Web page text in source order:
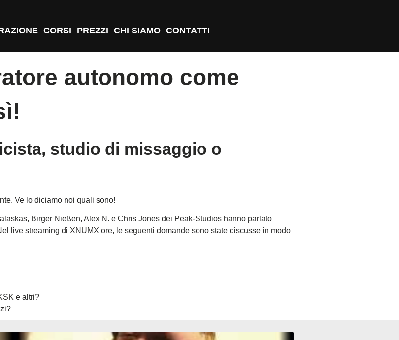
CORSI PREZZI CHI SIAMO CONTATTI
autonomo come
studio di missaggio o
Ve lo diciamo noi quali sono!
Birger Nießen, Alex N. e Chris Jones dei Peak-Studios hanno parlato
live streaming di XNUMX ore, le seguenti domande sono state discusse in modo
e altri?